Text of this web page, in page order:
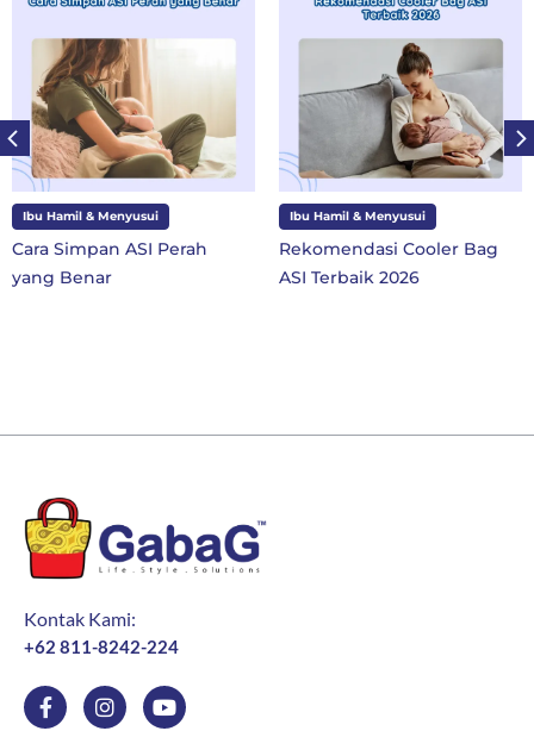
Perah
Ibu Hamil & Menyusui
Rekomendasi Cooler Bag
ASI Terbaik 2026
Ibu dan Anak
10
SD Kelas 1 di
Kontak Kami:
+62 811-8242-224
F
a
I
n
Y
o